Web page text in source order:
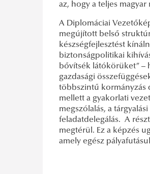
az, hogy a teljes
A Diplomáciai
megújított belső
készségfejlesztést
biztonságpolitikai
bővítsék látókörüket” –
gazdasági
többszintű kormányzás
mellett a gyakorlati
megszólalás, a
feladatdelegálás. A
megtérül. Ez a képzés
amely egész